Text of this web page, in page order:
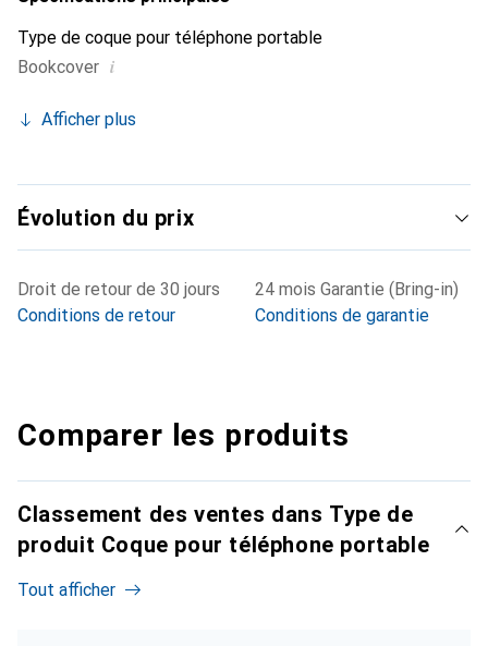
Type de coque pour téléphone portable
Bookcover i
Afficher plus
Évolution du prix
Droit de retour de 30 jours
Conditions de retour
24 mois Garantie (Bring-in)
Conditions de garantie
Comparer les produits
Classement des ventes dans Type de
produit Coque pour téléphone portable
Tout afficher